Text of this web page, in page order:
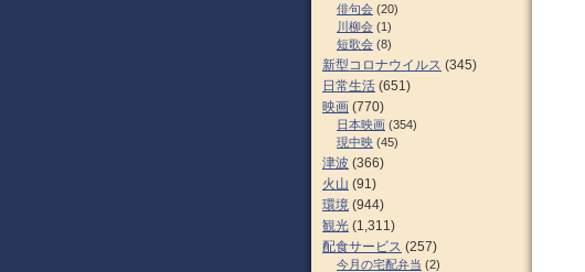
俳句会 (20)
川柳会 (1)
短歌会 (8)
新型コロナウイルス (345)
日常生活 (651)
映画 (770)
日本映画 (354)
現中映 (45)
津波 (366)
火山 (91)
環境 (944)
観光 (1,311)
配食サービス (257)
今月の宅配弁当 (2)